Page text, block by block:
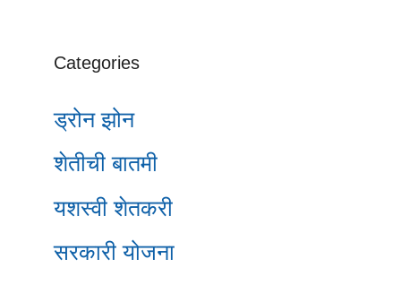
Categories
ड्रोन झोन
शेतीची बातमी
यशस्वी शेतकरी
सरकारी योजना